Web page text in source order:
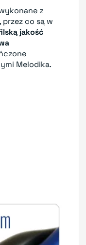
z
przez co są w
jakość
Melodika.